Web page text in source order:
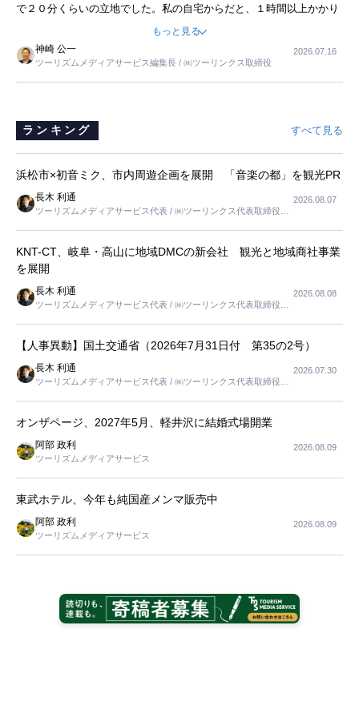
で２０分くらいの立地でした。私の自宅からだと、１時間以上かかり
すが、私と妹にとっては、半日仕事ででした。シニアの住まい選び
は、当人だけではなく、世話をする家族の足の便も考えない外池ない
と思いました。
もっと見る
神崎 公一
ツーリズムメディアサービス編集長 / ㈱ツーリンクス取締役
2026.07.16
ランキング すべて見る
浜松市×初音ミク、市内周遊企画を展開 「音楽の都」を観光PR
長木 利通
ツーリズムメディアサービス代表 / ㈱ツーリンクス代表取締役社
2026.08.07
KNT-CT、岐阜・高山に地域DMCの新会社 観光と地域商社事業
を展開
長木 利通
ツーリズムメディアサービス代表 / ㈱ツーリンクス代表取締役社
2026.08.08
【人事異動】国土交通省（2026年7月31日付 第35の2号）
長木 利通
ツーリズムメディアサービス代表 / ㈱ツーリンクス代表取締役社
2026.07.30
オンザページ、2027年5月、軽井沢に結婚式場開業
阿部 政利
ツーリズムメディアサービス
2026.08.09
東武ホテル、今年も純国産メンマ販売中
阿部 政利
ツーリズムメディアサービス
2026.08.09